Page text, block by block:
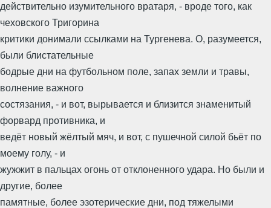
действительно изумительного вратаря, - вроде того, как
чеховского Тригорина
критики донимали ссылками на Тургенева. О, разумеется,
были блистательные
бодрые дни на футбольном поле, запах земли и травы,
волнение важного
состязания, - и вот, вырывается и близится знаменитый
форвард противника, и
ведёт новый жёлтый мяч, и вот, с пушечной силой бьёт по
моему голу, - и
жужжит в пальцах огонь от отклоненного удара. Но были и
другие, более
памятные, более эзотерические дни, под тяжелыми